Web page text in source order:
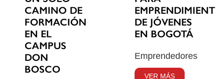
CAMINO DE
FORMACIÓN
EN EL
CAMPUS
DON
BOSCO
DE JÓVENES
EN BOGOTÁ
Emprendedores
VER MÁS